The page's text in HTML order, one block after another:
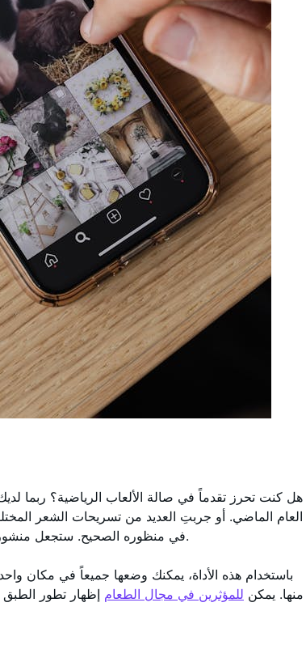
هل كنت تحرز تقدماً في صالة الألعاب الرياضية؟ ربما
العام الماضي. أو جربتِ العديد من تسريحات الشعر
في منظوره الصحيح. ستجعل منشورات القصة المنفصلة من الصعب مقارنة الصور.
باستخدام هذه الأداة، يمكنك وضعها جميعاً في مكان
منها. يمكن للمؤثرين في مجال الطعام إظهار تطور